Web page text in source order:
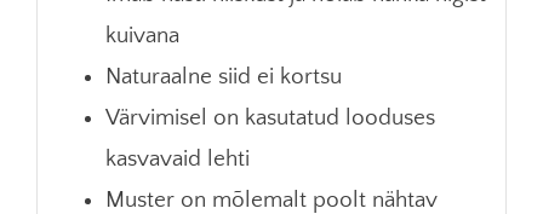
kuivana
Naturaalne siid ei kortsu
Värvimisel on kasutatud looduses
kasvavaid lehti
Muster on mõlemalt poolt nähtav